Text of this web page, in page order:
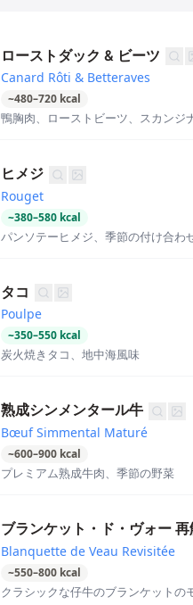
ローストダック & ビーツ
Canard Rôti & Betteraves
~480–720 kcal
鴨胸肉、ローストビーツ、スカンジ
ヒメジ
Rouget
~380–580 kcal
パンソテーヒメジ、季節の付け合わ
タコ
Poulpe
~350–550 kcal
炭火焼きタコ、地中海風味
熟成シンメンタール牛
Bœuf Simmental Maturé
~600–900 kcal
プレミアム熟成牛肉、季節の野菜
ブランケット・ド・ヴォー 再
Blanquette de Veau Revisitée
~550–800 kcal
クラシックな仔牛のブランケットの